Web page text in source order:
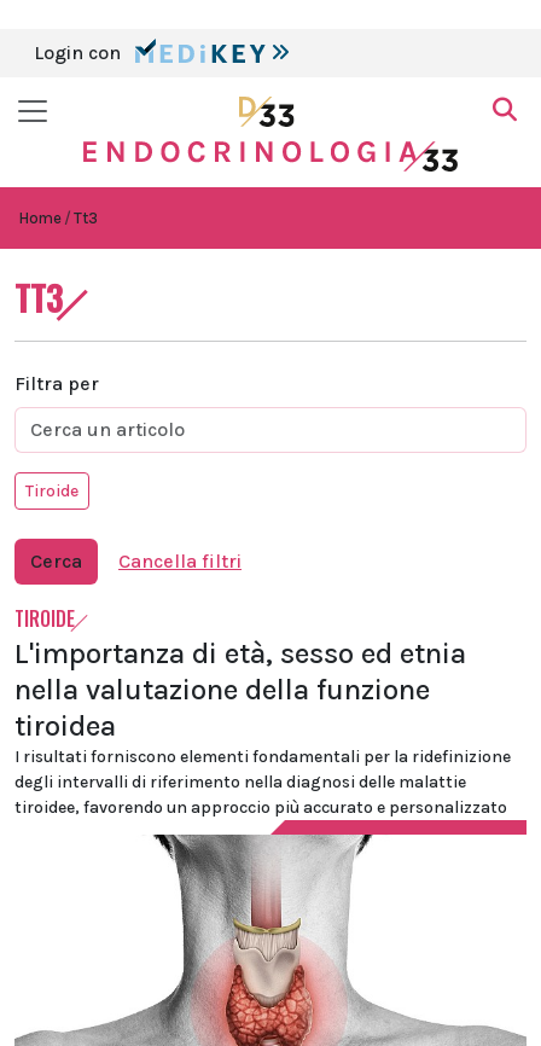
Login con
Home Tt3
TT3
Filtra per
Tiroide
Cerca Cancella filtri
TIROIDE
L'importanza di età, sesso ed etnia
nella valutazione della funzione
tiroidea
I risultati forniscono elementi fondamentali per la ridefinizione
degli intervalli di riferimento nella diagnosi delle malattie
tiroidee, favorendo un approccio più accurato e personalizzato